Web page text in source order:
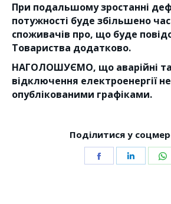
При подальшому зростанні
потужності буде збільшено
споживачів про, що буде
Товариства додатково.
НАГОЛОШУЄМО, що аварійні та
відключення електроенергії
опублікованими графіками.
Поділитися у
Share
Share